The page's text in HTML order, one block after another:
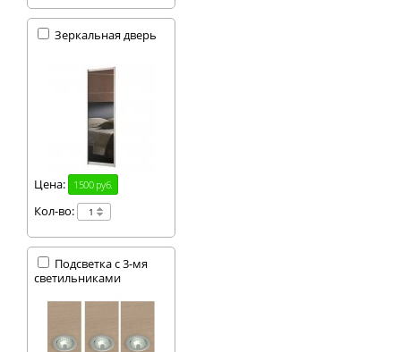
Зеркальная дверь
Цена: 1500 руб.
Кол-во:
Подсветка с 3-мя
светильниками